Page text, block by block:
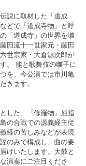
説に取材した「道成
どで「道成寺物」と呼
「道成寺」の世界を囃
田流十一世家元・藤田
世宗家・大倉源次郎が
。 能と歌舞伎の囃子に
を、今公演では市川亀
きます。
した、「修羅物」屈指
の合戦での源義経主従
経の苦しみなどが表現
のみで構成し、曲の要
けいたします。大鼓と
演奏にご注目くださ